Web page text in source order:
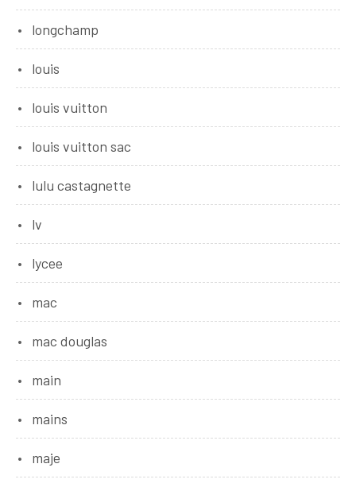
longchamp
louis
louis vuitton
louis vuitton sac
lulu castagnette
lv
lycee
mac
mac douglas
main
mains
maje